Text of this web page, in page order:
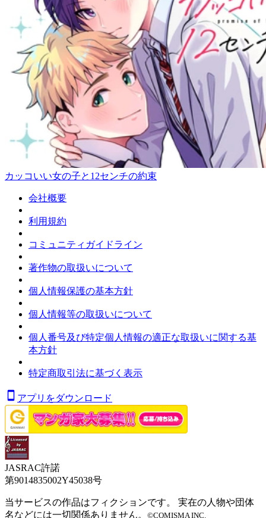
カッコいい女の子と12センチの約束
会社概要
利用規約
コミュニティガイドライン
著作物の取扱いについて
個人情報保護の基本方針
個人情報等の取扱いについて
個人番号及び特定個人情報の適正な取扱いに関する基
本方針
特定商取引法に基づく表示
アプリをダウンロード
JASRAC許諾
第9014835002Y45038号
当サービスの作品はフィクションです。 実在の人物や団体
名などには一切関係ありません。 ©COMISMA INC.